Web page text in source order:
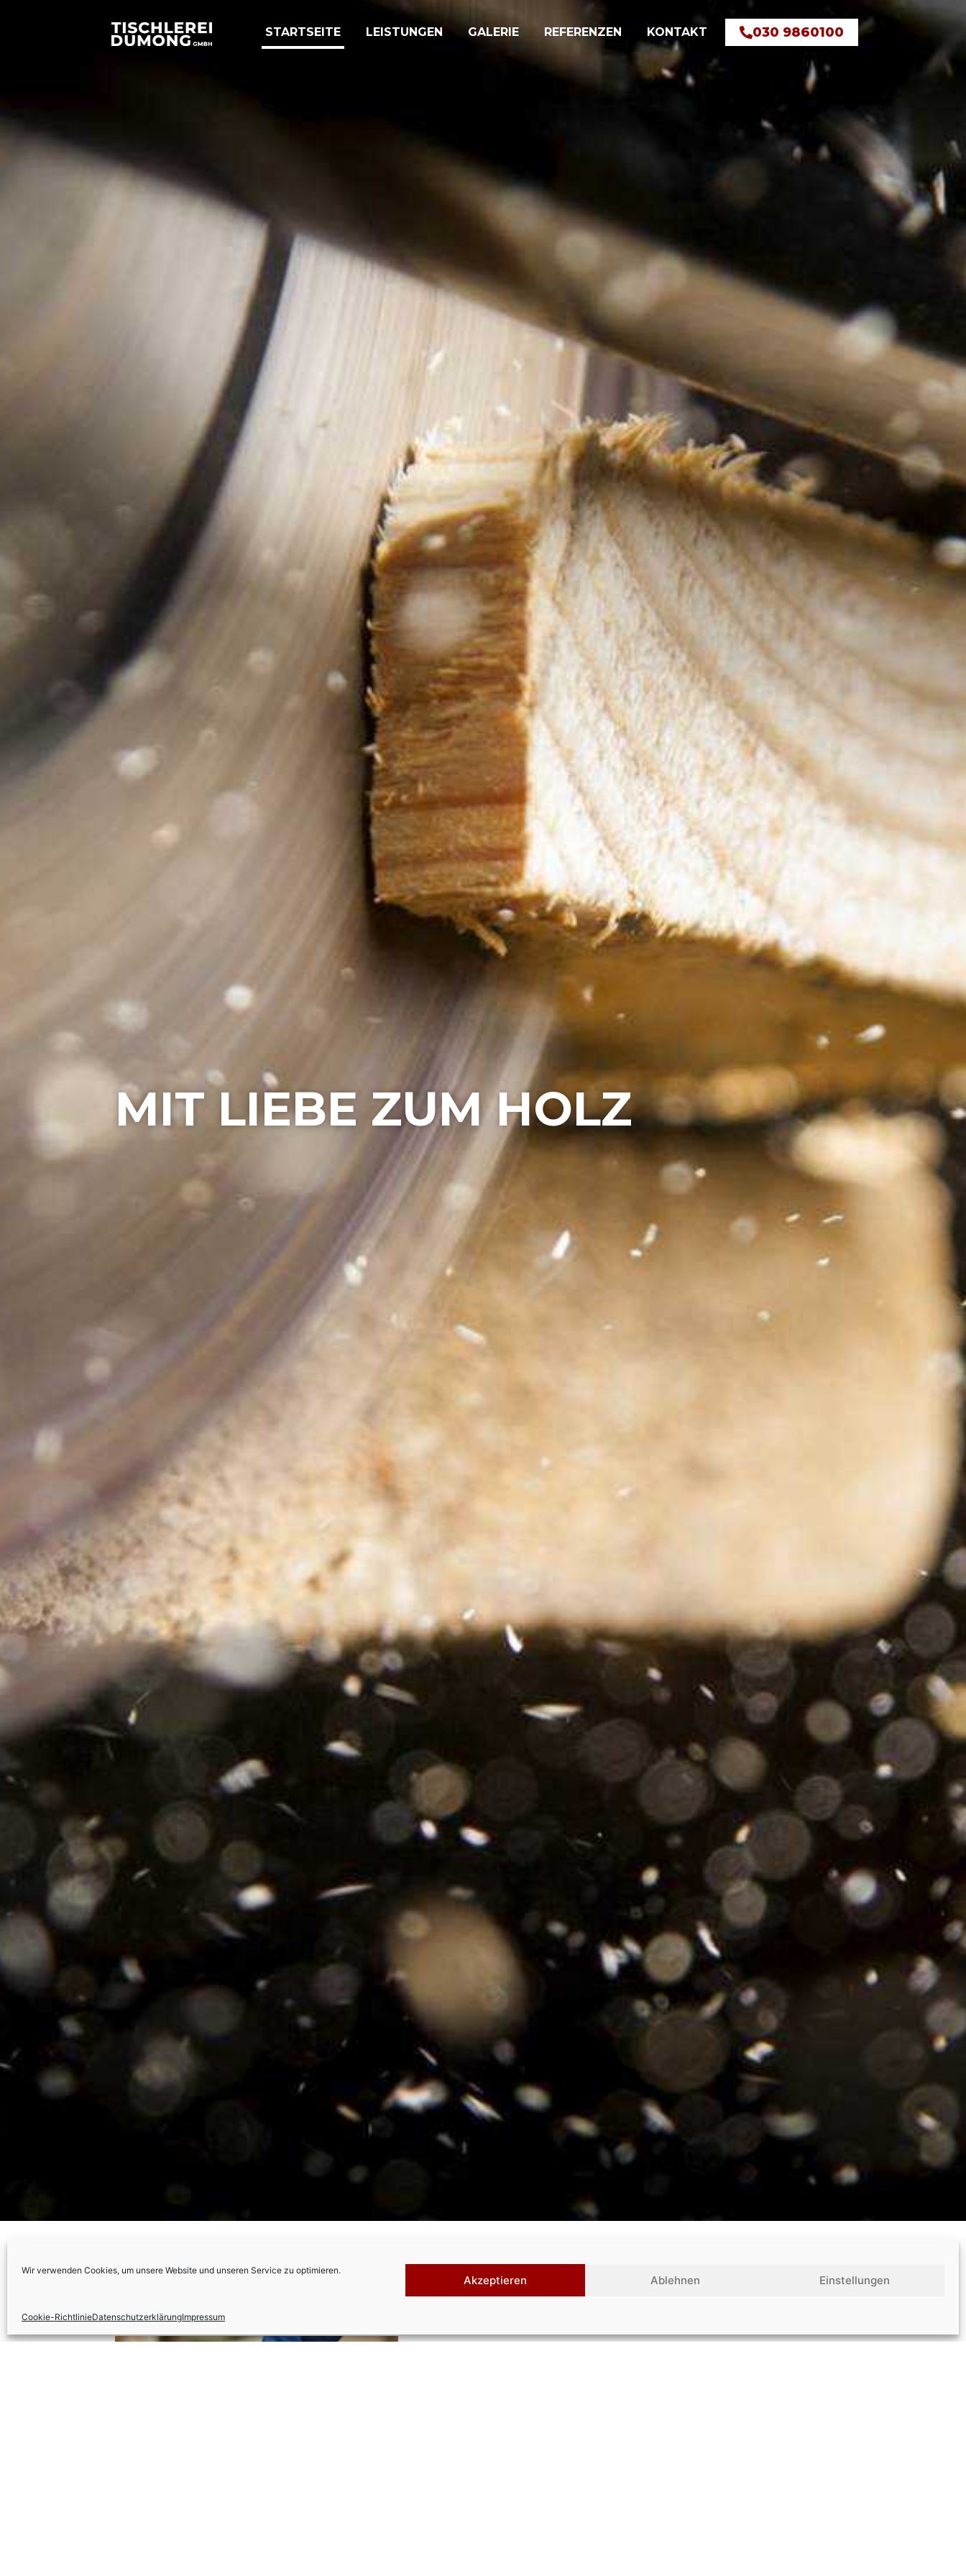
Wir verwenden Cookies, um unsere Website und unseren Service zu optimieren.
Akzeptieren Ablehnen Einstellungen
Cookie-RichtlinieDatenschutzerklärungImpressum
STARTSEITE LEISTUNGEN GALERIE REFERENZEN KONTAKT 030 9860100
MIT LIEBE ZUM HOLZ